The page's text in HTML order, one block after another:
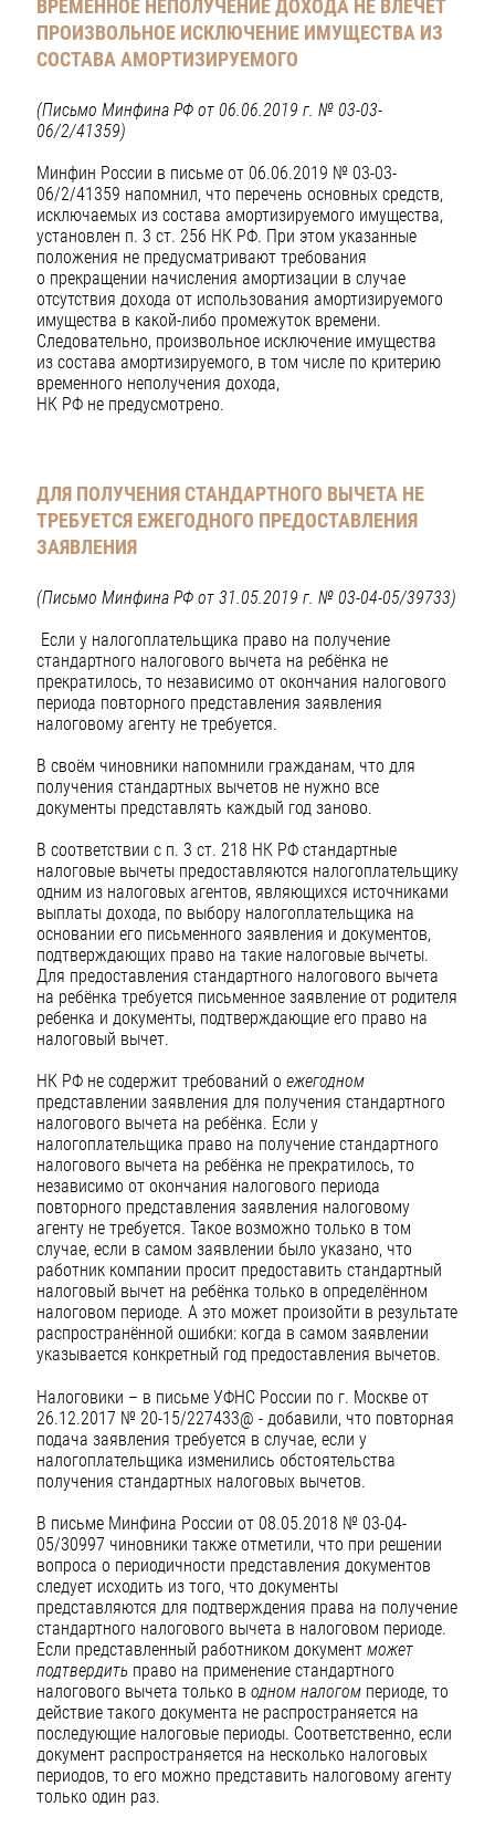
ВРЕМЕННОЕ НЕПОЛУЧЕНИЕ ДОХОДА НЕ ВЛЕЧЁТ
ПРОИЗВОЛЬНОЕ ИСКЛЮЧЕНИЕ ИМУЩЕСТВА ИЗ
СОСТАВА АМОРТИЗИРУЕМОГО
(Письмо Минфина РФ от 06.06.2019 г. № 03-03-
06/2/41359)
Минфин России в письме от 06.06.2019 № 03-03-
06/2/41359 напомнил, что перечень основных средств,
исключаемых из состава амортизируемого имущества,
установлен п. 3 ст. 256 НК РФ. При этом указанные
положения не предусматривают требования
о прекращении начисления амортизации в случае
отсутствия дохода от использования амортизируемого
имущества в какой-либо промежуток времени.
Следовательно, произвольное исключение имущества
из состава амортизируемого, в том числе по критерию
временного неполучения дохода,
НК РФ не предусмотрено.
ДЛЯ ПОЛУЧЕНИЯ СТАНДАРТНОГО ВЫЧЕТА НЕ
ТРЕБУЕТСЯ ЕЖЕГОДНОГО ПРЕДОСТАВЛЕНИЯ
ЗАЯВЛЕНИЯ
(Письмо Минфина РФ от 31.05.2019 г. № 03-04-05/39733)
Если у налогоплательщика право на получение
стандартного налогового вычета на ребёнка не
прекратилось, то независимо от окончания налогового
периода повторного представления заявления
налоговому агенту не требуется.
В своём чиновники напомнили гражданам, что для
получения стандартных вычетов не нужно все
документы представлять каждый год заново.
В соответствии с п. 3 ст. 218 НК РФ стандартные
налоговые вычеты предоставляются налогоплательщику
одним из налоговых агентов, являющихся источниками
выплаты дохода, по выбору налогоплательщика на
основании его письменного заявления и документов,
подтверждающих право на такие налоговые вычеты.
Для предоставления стандартного налогового вычета
на ребёнка требуется письменное заявление от родителя
ребенка и документы, подтверждающие его право на
налоговый вычет.
НК РФ не содержит требований о ежегодном
представлении заявления для получения стандартного
налогового вычета на ребёнка. Если у
налогоплательщика право на получение стандартного
налогового вычета на ребёнка не прекратилось, то
независимо от окончания налогового периода
повторного представления заявления налоговому
агенту не требуется. Такое возможно только в том
случае, если в самом заявлении было указано, что
работник компании просит предоставить стандартный
налоговый вычет на ребёнка только в определённом
налоговом периоде. А это может произойти в результате
распространённой ошибки: когда в самом заявлении
указывается конкретный год предоставления вычетов.
Налоговики – в письме УФНС России по г. Москве от
26.12.2017 № 20-15/227433@ - добавили, что повторная
подача заявления требуется в случае, если у
налогоплательщика изменились обстоятельства
получения стандартных налоговых вычетов.
В письме Минфина России от 08.05.2018 № 03-04-
05/30997 чиновники также отметили, что при решении
вопроса о периодичности представления документов
следует исходить из того, что документы
представляются для подтверждения права на получение
стандартного налогового вычета в налоговом периоде.
Если представленный работником документ может
подтвердить право на применение стандартного
налогового вычета только в одном налогом периоде, то
действие такого документа не распространяется на
последующие налоговые периоды. Соответственно, если
документ распространяется на несколько налоговых
периодов, то его можно представить налоговому агенту
только один раз.